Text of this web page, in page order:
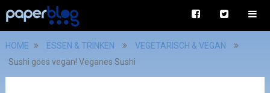
HOME ESSEN & TRINKEN
VEGETARISCH & VEGAN
Sushi goes vegan! Veganes Sushi